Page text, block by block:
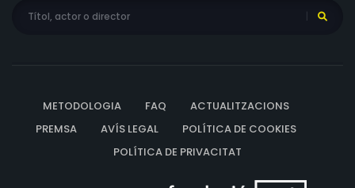
METODOLOGIA FAQ
ACTUALITZACIONS
PREMSA
AVÍS LEGAL
POLÍTICA DE COOKIES
POLÍTICA DE PRIVACITAT